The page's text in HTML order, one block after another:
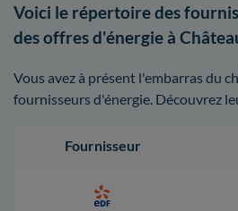
Voici le répertoire des
des offres d'énergie à
Vous avez à présent l'embarras du
fournisseurs d'énergie. Découvrez
Fournisseur